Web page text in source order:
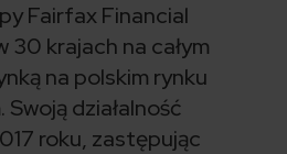
Fairfax Financial
30 krajach na całym
na polskim rynku
działalność
roku, zastępując